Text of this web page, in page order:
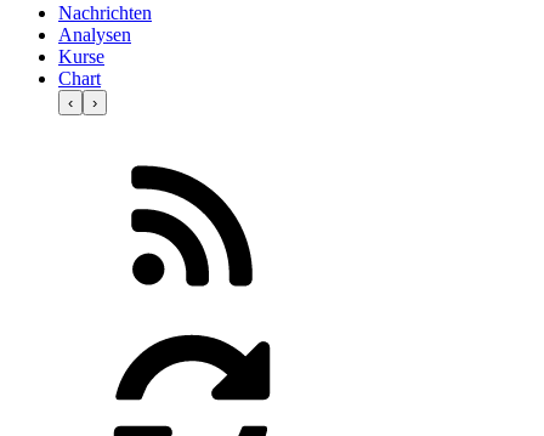
Nachrichten
Analysen
Kurse
Chart
‹ ›